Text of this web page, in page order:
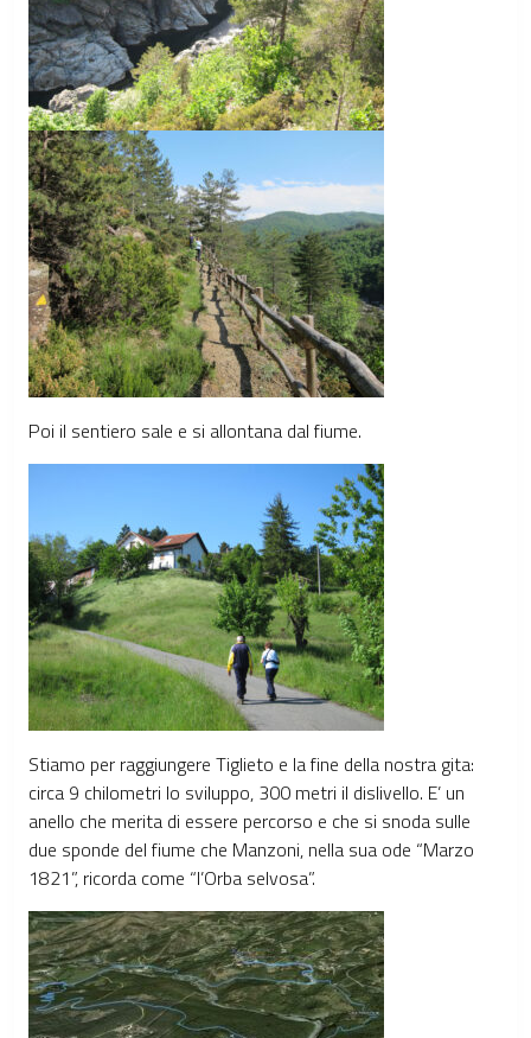
Poi il sentiero sale e si allontana dal fiume.
Stiamo per raggiungere Tiglieto e la fine della nostra gita:
circa 9 chilometri lo sviluppo, 300 metri il dislivello. E’ un
anello che merita di essere percorso e che si snoda sulle
due sponde del fiume che Manzoni, nella sua ode “Marzo
1821”, ricorda come “l’Orba selvosa”.